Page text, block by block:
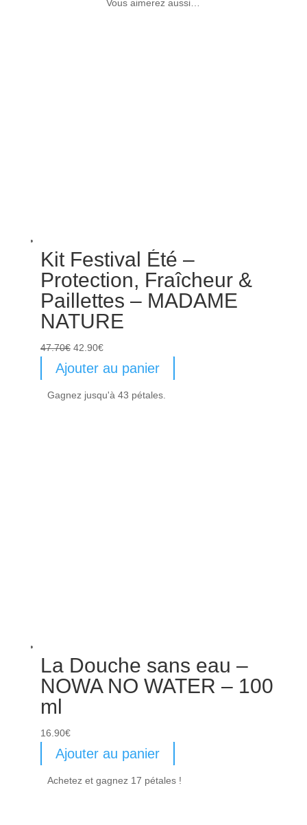
Vous aimerez aussi…
Kit Festival Été –
Protection, Fraîcheur &
Paillettes – MADAME
NATURE
47.70€ Le
prix
était :
42.90€Le
prix
est :
Ajouter au panier
Gagnez jusqu'à 43 pétales.
La Douche sans eau –
NOWA NO WATER – 100
ml
16.90€
Ajouter au panier
Achetez et gagnez 17 pétales !